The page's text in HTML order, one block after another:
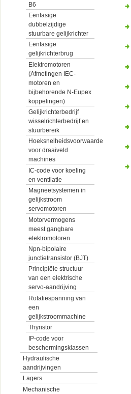
B6
Eenfasige
dubbelzijdige
stuurbare gelijkrichter
Eenfasige
gelijkrichterbrug
Elektromotoren
(Afmetingen IEC-
motoren en
bijbehorende N-Eupex
koppelingen)
Gelijkrichterbedrijf
wisselrichterbedrijf en
stuurbereik
Hoeksnelheidsvoorwaarde
voor draaiveld
machines
IC-code voor koeling
en ventilatie
Magneetsystemen in
gelijkstroom
servomotoren
Motorvermogens
meest gangbare
elektromotoren
Npn-bipolaire
junctietransistor (BJT)
Principiële structuur
van een elektrische
servo-aandrijving
Rotatiespanning van
een
gelijkstroommachine
Thyristor
IP-code voor
beschermingsklassen
Hydraulische
aandrijvingen
Lagers
Mechanische